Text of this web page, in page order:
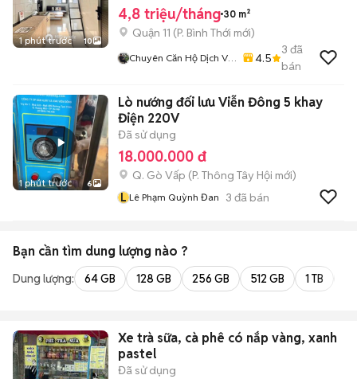
1 phút trước 10
4,8 triệu/tháng 30 m²
Quận 11 (P. Bình Thới mới)
Chuyên Căn Hộ Dịch Vụ
4.5
3 đã
bán
1 phút trước 6
Lò nướng đối lưu Viễn Đông 5 khay
Điện 220V
Đã sử dụng
18.000.000 đ
Q. Gò Vấp (P. Thông Tây Hội mới)
L Lê Phạm Quỳnh Đan 3 đã bán
Bạn cần tìm dung lượng nào ?
Dung lượng: 64 GB 128 GB 256 GB 512 GB 1 TB
Xe trà sữa, cà phê có nắp vàng, xanh
pastel
Đã sử dụng